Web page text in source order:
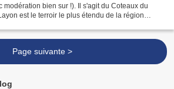
modération bien sur !). Il s'agit du Coteaux du
est le terroir le plus étendu de la région
Page suivante >